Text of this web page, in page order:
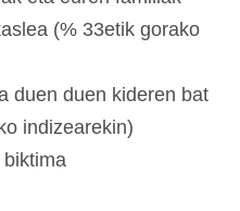
(% 33etik gorako
duen duen kideren bat
indizearekin)